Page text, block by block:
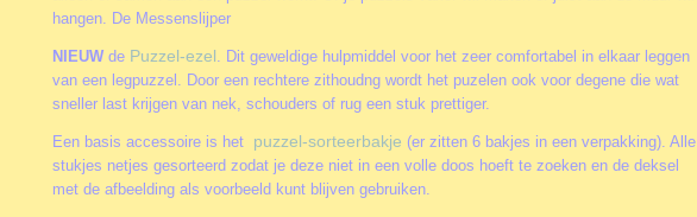
hangen. De Messenslijper
NIEUW de Puzzel-ezel. Dit geweldige hulpmiddel voor het zeer comfortabel in elkaar leggen
van een legpuzzel. Door een rechtere zithoudng wordt het puzelen ook voor degene die wat
sneller last krijgen van nek, schouders of rug een stuk prettiger.
Een basis accessoire is het puzzel-sorteerbakje (er zitten 6 bakjes in een verpakking). Alle
stukjes netjes gesorteerd zodat je deze niet in een volle doos hoeft te zoeken en de deksel
met de afbeelding als voorbeeld kunt blijven gebruiken.